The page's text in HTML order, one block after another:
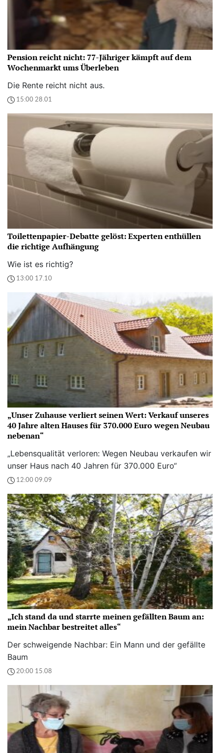
Pension reicht nicht: 77-Jähriger kämpft auf dem
Wochenmarkt ums Überleben
Die Rente reicht nicht aus.
15:00 28.01
Toilettenpapier-Debatte gelöst: Experten enthüllen
die richtige Aufhängung
Wie ist es richtig?
13:00 17.10
„Unser Zuhause verliert seinen Wert: Verkauf unseres
40 Jahre alten Hauses für 370.000 Euro wegen Neubau
nebenan“
„Lebensqualität verloren: Wegen Neubau verkaufen wir
unser Haus nach 40 Jahren für 370.000 Euro“
12:00 09.09
„Ich stand da und starrte meinen gefällten Baum an:
mein Nachbar bestreitet alles“
Der schweigende Nachbar: Ein Mann und der gefällte
Baum
20:00 15.08